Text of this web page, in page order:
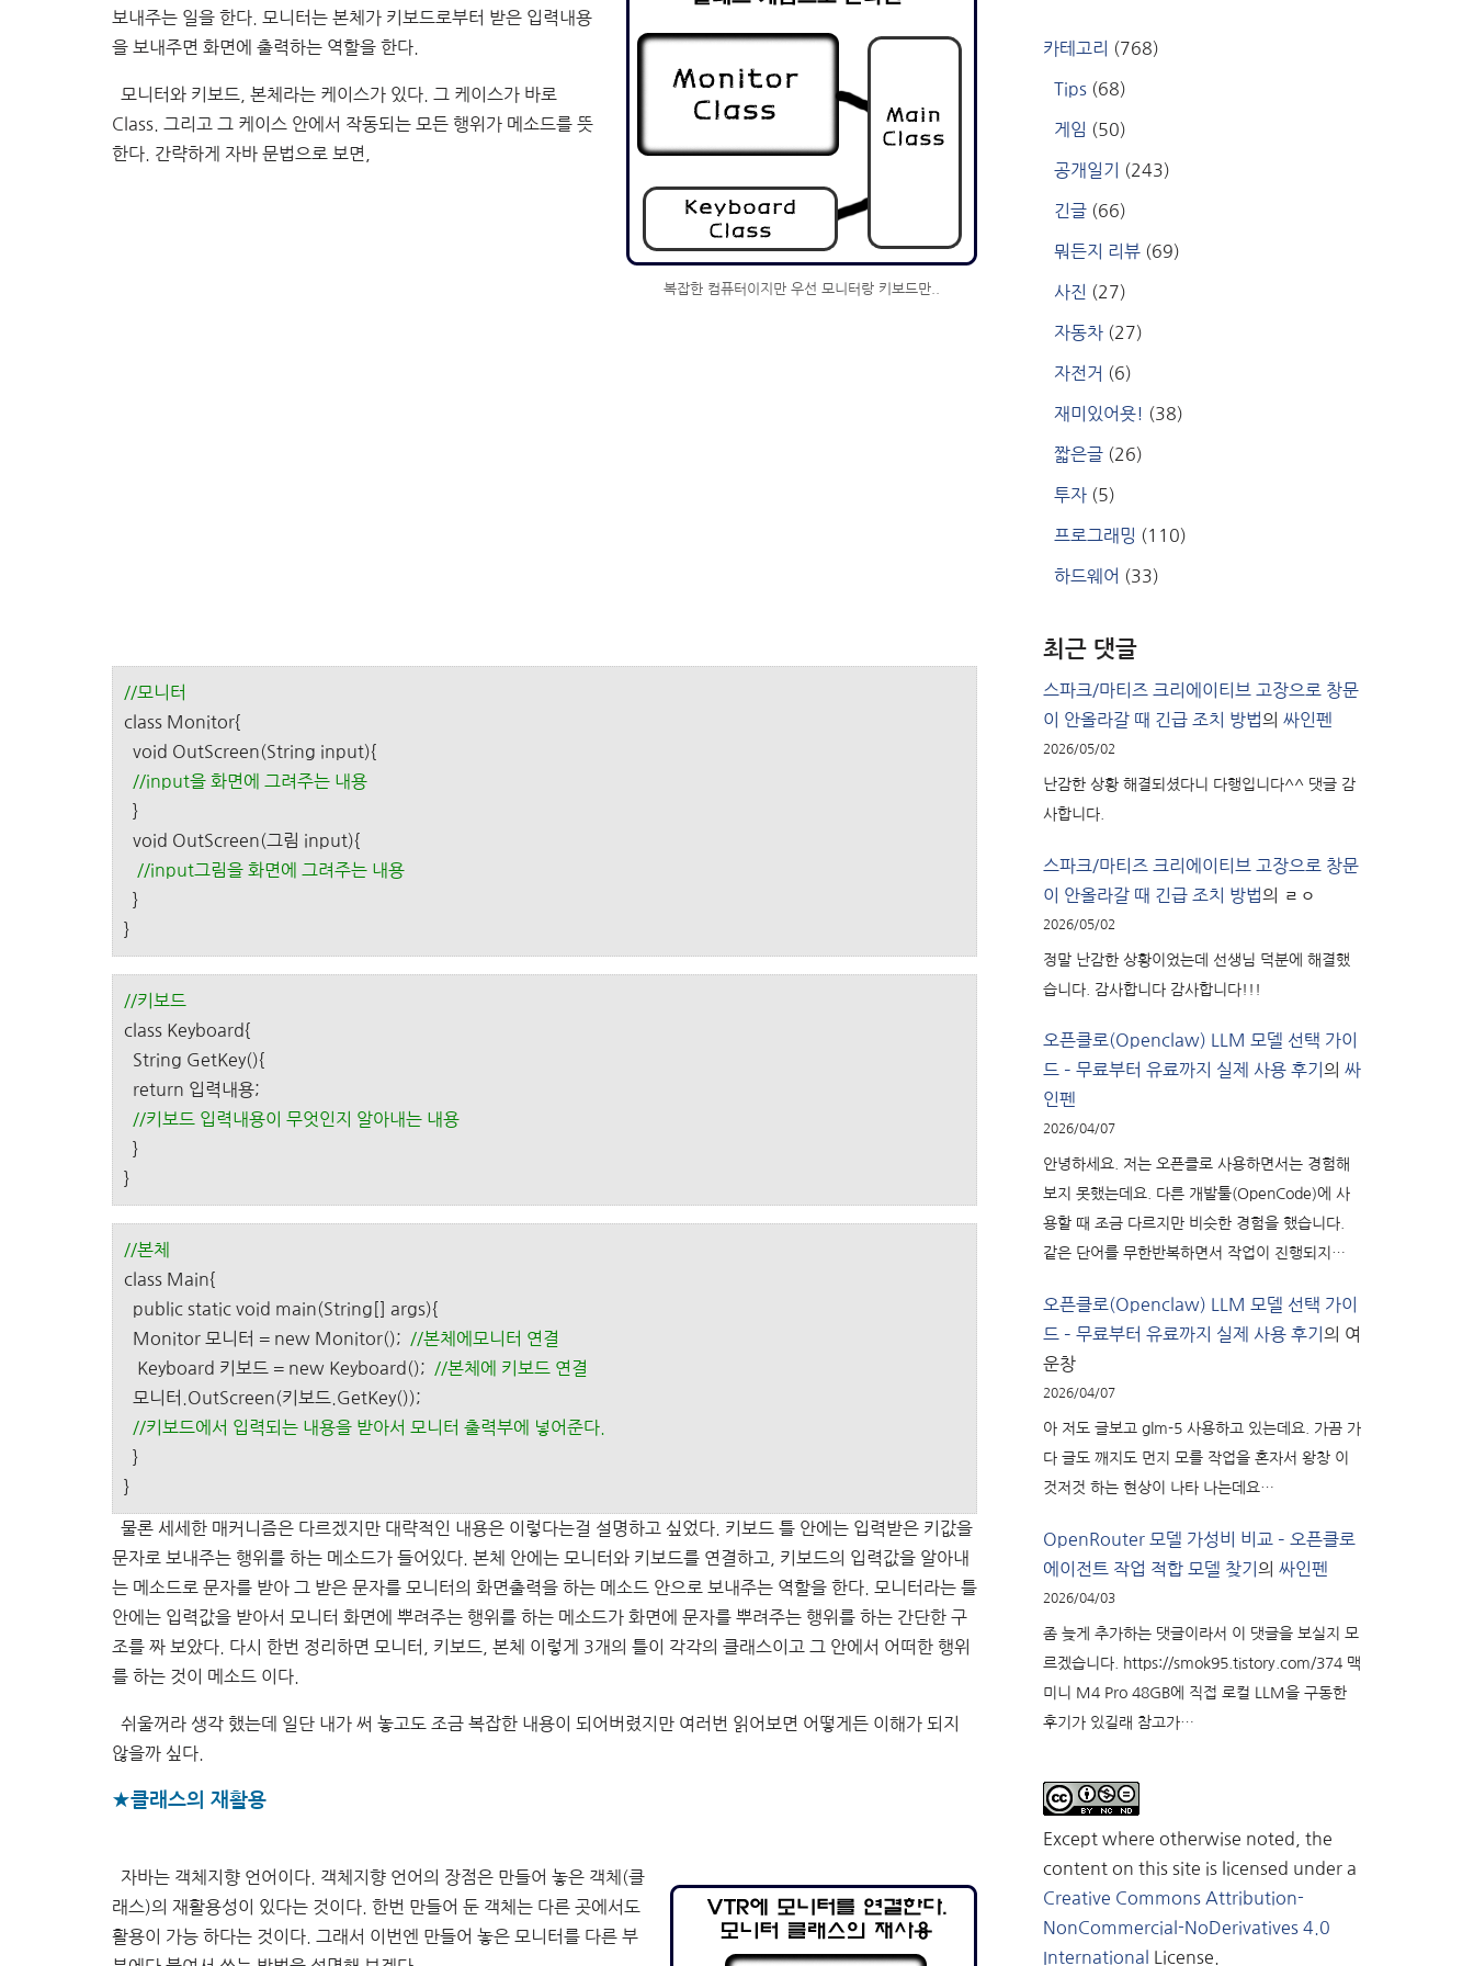
복잡한 컴퓨터이지만 우선 모니터랑 키보드만..
보내주는 일을 한다. 모니터는 본체가 키보드로부터 받은 입력내용
을 보내주면 화면에 출력하는 역할을 한다.
모니터와 키보드, 본체라는 케이스가 있다. 그 케이스가 바로
Class. 그리고 그 케이스 안에서 작동되는 모든 행위가 메소드를 뜻
한다. 간략하게 자바 문법으로 보면,
//모니터
class Monitor{
void OutScreen(String input){
//input을 화면에 그려주는 내용
}
void OutScreen(그림 input){
//input그림을 화면에 그려주는 내용
}
}
//키보드
class Keyboard{
String GetKey(){
return 입력내용;
//키보드 입력내용이 무엇인지 알아내는 내용
}
}
//본체
class Main{
public static void main(String[] args){
Monitor 모니터 = new Monitor(); //본체에모니터 연결
Keyboard 키보드 = new Keyboard(); //본체에 키보드 연결
모니터.OutScreen(키보드.GetKey());
//키보드에서 입력되는 내용을 받아서 모니터 출력부에 넣어준다.
}
}
물론 세세한 매커니즘은 다르겠지만 대략적인 내용은 이렇다는걸 설명하고 싶었다. 키보드 틀 안에는 입력받은 키값을
문자로 보내주는 행위를 하는 메소드가 들어있다. 본체 안에는 모니터와 키보드를 연결하고, 키보드의 입력값을 알아내
는 메소드로 문자를 받아 그 받은 문자를 모니터의 화면출력을 하는 메소드 안으로 보내주는 역할을 한다. 모니터라는 틀
안에는 입력값을 받아서 모니터 화면에 뿌려주는 행위를 하는 메소드가 화면에 문자를 뿌려주는 행위를 하는 간단한 구
조를 짜 보았다. 다시 한번 정리하면 모니터, 키보드, 본체 이렇게 3개의 틀이 각각의 클래스이고 그 안에서 어떠한 행위
를 하는 것이 메소드 이다.
쉬울꺼라 생각 했는데 일단 내가 써 놓고도 조금 복잡한 내용이 되어버렸지만 여러번 읽어보면 어떻게든 이해가 되지
않을까 싶다.
★클래스의 재활용
자바는 객체지향 언어이다. 객체지향 언어의 장점은 만들어 놓은 객체(클
래스)의 재활용성이 있다는 것이다. 한번 만들어 둔 객체는 다른 곳에서도
활용이 가능 하다는 것이다. 그래서 이번엔 만들어 놓은 모니터를 다른 부
카테고리 (768)
Tips (68)
게임 (50)
공개일기 (243)
긴글 (66)
뭐든지 리뷰 (69)
사진 (27)
자동차 (27)
자전거 (6)
재미있어욧! (38)
짧은글 (26)
투자 (5)
프로그래밍 (110)
하드웨어 (33)
최근 댓글
스파크/마티즈 크리에이티브 고장으로 창문
이 안올라갈 때 긴급 조치 방법의 싸인펜
2026/05/02
난감한 상황 해결되셨다니 다행입니다^^ 댓글 감
사합니다.
스파크/마티즈 크리에이티브 고장으로 창문
이 안올라갈 때 긴급 조치 방법의 ㄹㅇ
2026/05/02
정말 난감한 상황이었는데 선생님 덕분에 해결했
습니다. 감사합니다 감사합니다!!!
오픈클로(Openclaw) LLM 모델 선택 가이
드 – 무료부터 유료까지 실제 사용 후기 의 싸
인펜
2026/04/07
안녕하세요. 저는 오픈클로 사용하면서는 경험해
보지 못했는데요. 다른 개발툴(OpenCode)에 사
용할 때 조금 다르지만 비슷한 경험을 했습니다.
같은 단어를 무한반복하면서 작업이 진행되지…
오픈클로(Openclaw) LLM 모델 선택 가이
드 – 무료부터 유료까지 실제 사용 후기 의 여
운창
2026/04/07
아 저도 글보고 glm-5 사용하고 있는데요. 가끔 가
다 글도 깨지도 먼지 모를 작업을 혼자서 왕창 이
것저것 하는 현상이 나타 나는데요…
OpenRouter 모델 가성비 비교 – 오픈클로
에이전트 작업 적합 모델 찾기 의 싸인펜
2026/04/03
좀 늦게 추가하는 댓글이라서 이 댓글을 보실지 모
르겠습니다. https://smok95.tistory.com/374 맥
미니 M4 Pro 48GB에 직접 로컬 LLM을 구동한
후기가 있길래 참고가…
Except where otherwise noted, the
content on this site is licensed under a
Creative Commons Attribution-
NonCommercial-NoDerivatives 4.0
International License.